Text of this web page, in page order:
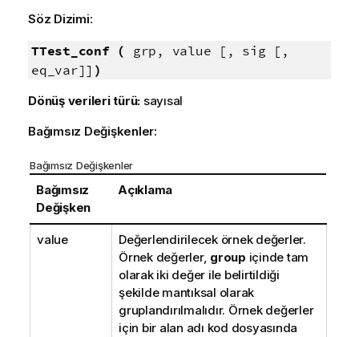
Söz Dizimi:
TTest_conf ( grp, value [, sig [,
eq_var]] )
Dönüş verileri türü: sayısal
Bağımsız Değişkenler:
Bağımsız Değişkenler
Bağımsız
Değişken
Açıklama
value
Değerlendirilecek örnek değerler.
Örnek değerler, group içinde tam
olarak iki değer ile belirtildiği
şekilde mantıksal olarak
gruplandırılmalıdır. Örnek değerler
için bir alan adı kod dosyasında